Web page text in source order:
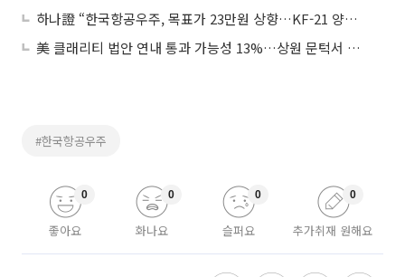
하나證 “한국항공우주, 목표가 23만원 상향…KF-21 양산 본격화”
美 클래리티 법안 연내 통과 가능성 13%…상원 문턱서 제동
#한국항공우주
좋아요
0
화나요
0
슬퍼요
0
추가취재 원해요
0